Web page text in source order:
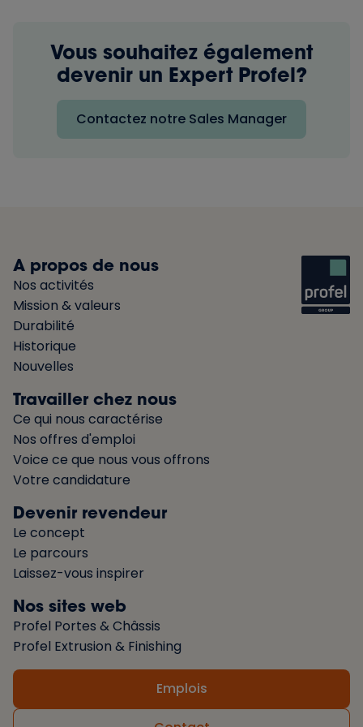
Vous souhaitez également
devenir un Expert Profel?
Contactez notre Sales Manager
A propos de nous
Nos activités
Mission & valeurs
Durabilité
Historique
Nouvelles
Travailler chez nous
Ce qui nous caractérise
Nos offres d'emploi
Voice ce que nous vous offrons
Votre candidature
Devenir revendeur
Le concept
Le parcours
Laissez-vous inspirer
Nos sites web
Profel Portes & Châssis
Profel Extrusion & Finishing
Emplois